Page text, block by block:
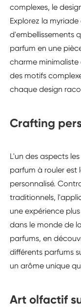
complexes, le
Explorez la
d'embellissements
parfum en une
charme
des motifs
chaque design
Crafting
L'un des aspects
parfum à rouler est
personnalisé.
traditionnels,
une expérience
dans le monde de
parfums, en
différents parfums
un arôme unique
Art olfactif